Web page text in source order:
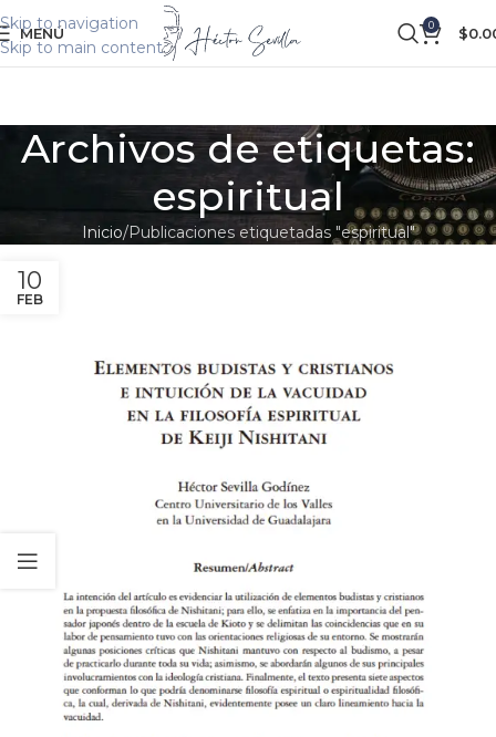
Skip to navigation
Skip to main content
MENÚ 0 $
Archivos de etiquetas:
espiritual
Inicio Publicaciones etiquetadas "espiritual"
10
FEB